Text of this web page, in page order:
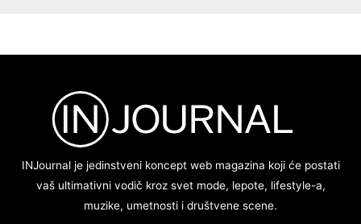
INJournal je jedinstveni koncept web magazina koji će postati
vaš ultimativni vodič kroz svet mode, lepote, lifestyle-a,
muzike, umetnosti i društvene scene.